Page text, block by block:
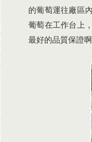
的葡萄運往廠區
葡萄在工作台上
最好的品質保證